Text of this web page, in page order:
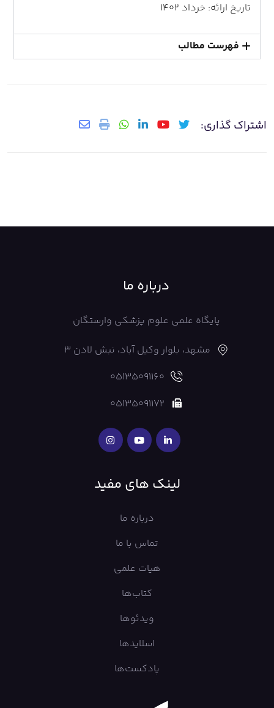
تاریخ ارائه: خرداد 1402
فهرست مطالب
اشتراک گذاری:
درباره ما
پایگاه علمی علوم پزشکی وارستگان
مشهد، بلوار وکیل آباد، نبش لادن 3
05135091160
05135091172
لینک های مفید
درباره ما
تماس با ما
هیات علمی
کتاب‌ها
ویدئوها
اسلایدها
پادکست‌ها